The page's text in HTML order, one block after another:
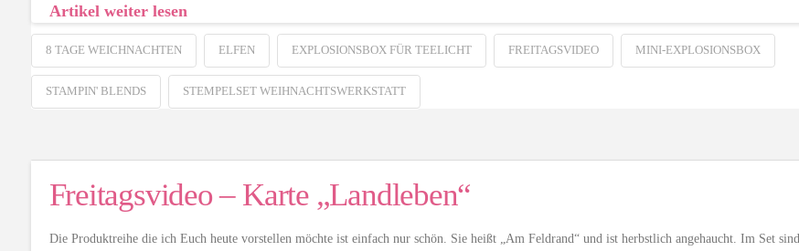
Artikel weiter lesen
8 TAGE WEICHNACHTEN ELFEN EXPLOSIONSBOX FÜR TEELICHT FREITAGSVIDEO MINI-EXPLOSIONSBOX
STAMPIN' BLENDS STEMPELSET WEIHNACHTSWERKSTATT
Freitagsvideo – Karte „Landleben“
Die Produktreihe die ich Euch heute vorstellen möchte ist einfach nur schön. Sie heißt „Am Feldrand“ und ist herbstlich angehaucht. Im Set sind